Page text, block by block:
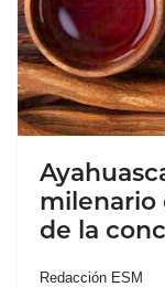
milenario
de la
Redacción ESM